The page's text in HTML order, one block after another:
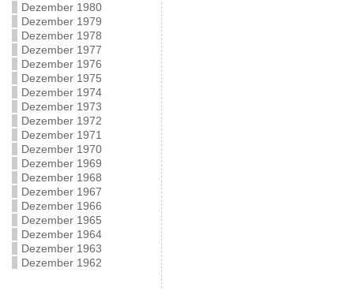
Dezember 1980
Dezember 1979
Dezember 1978
Dezember 1977
Dezember 1976
Dezember 1975
Dezember 1974
Dezember 1973
Dezember 1972
Dezember 1971
Dezember 1970
Dezember 1969
Dezember 1968
Dezember 1967
Dezember 1966
Dezember 1965
Dezember 1964
Dezember 1963
Dezember 1962